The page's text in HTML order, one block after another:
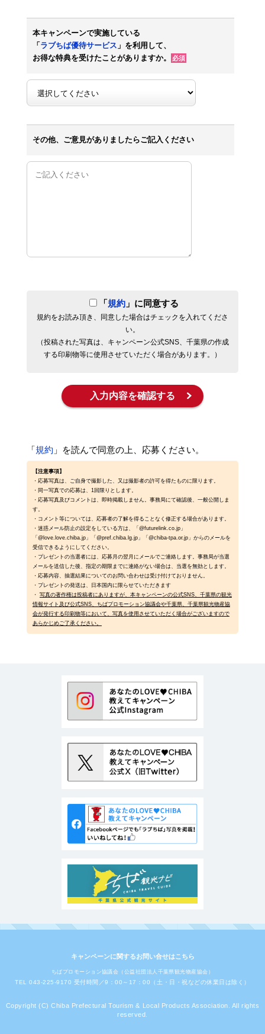
本キャンペーンで実施している
「 ラブちば優待サービス 」を利用して、
お得な特典を受けたことがありますか。
必須
その他、ご意見がありましたらご記入ください
「 規約」に同意する
規約をお読み頂き、同意した場合はチェックを入れてくださ
い。
（投稿された写真は、キャンペーン公式SNS、千葉県の作成
する印刷物等に使用させていただく場合があります。）
「 規約 」を読んで同意の上、応募ください。
【注意事項】
・応募写真は、ご自身で撮影した、又は撮影者の許可を得たものに限ります。
・同一写真での応募は、1回限りとします。
・応募写真及びコメントは、即時掲載しません。事務局にて確認後、一般公開しま
す。
・コメント等については、応募者の了解を得ることなく修正する場合があります。
・迷惑メール防止の設定をしている方は、「@futurelink.co.jp」
「@love.love.chiba.jp」「@pref.chiba.lg.jp」「@chiba-tpa.or.jp」からのメールを
受信できるようにしてください。
・プレゼントの当選者には、応募月の翌月にメールでご連絡します。事務局が当選
メールを送信した後、指定の期限までに連絡がない場合は、当選を無効とします。
・応募内容、抽選結果についてのお問い合わせは受け付けておりません。
・プレゼントの発送は、日本国内に限らせていただきます
・ 写真の著作権は投稿者にありますが、本キャンペーンの公式SNS、千葉県の観光
情報サイト及び公式SNS、ちばプロモーション協議会や千葉県、千葉県観光物産協
会が発行する印刷物等において、写真を使用させていただく場合がございますので
あらかじめご了承ください。
キャンペーンに関するお問い合せはこちら
ちばプロモーション協議会（公益社団法人千葉県観光物産協会）
TEL 043-225-9170 受付時間／9：00～17：00（土・日・祝などの休業日は除く）
Copyright (C) Chiba Prefectural Tourism & Local Products Association. All rights
reserved.